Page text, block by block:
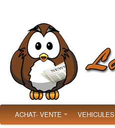
ACHAT- VENTE VEHICULES